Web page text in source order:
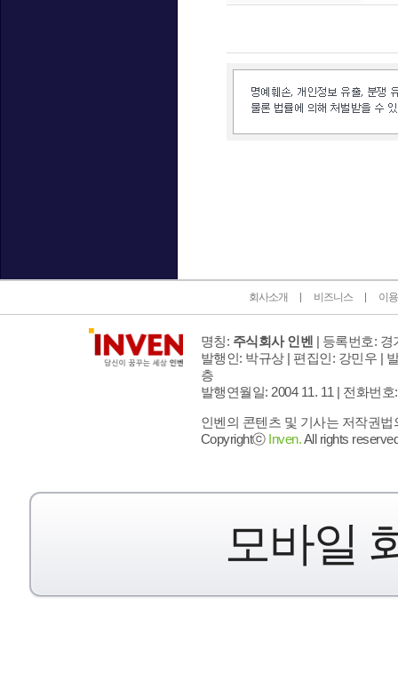
회사소개 비즈니스 이
명칭: 주식회사 인벤 | 등록번호: 경
발행인: 박규상 | 편집인: 강민우 |
층
발행연월일: 2004 11. 11 | 전화번호
인벤의 콘텐츠 및 기사는 저작권
Copyrightⓒ Inven.All rights
모바일